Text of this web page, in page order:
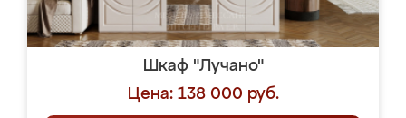
Шкаф "Лучано"
Цена: 138 000 руб.